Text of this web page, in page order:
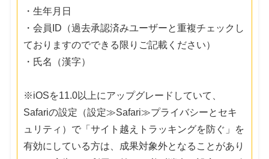
・生年月日
・会員ID（過去承認済みユーザーと重複チェックし
ておりますのでできる限りご記載ください）
・氏名（漢字）
※iOSを11.0以上にアップグレードしていて、
Safariの設定（設定≫Safari≫プライバシーとセキ
ュリティ）で「サイト越えトラッキングを防ぐ」を
有効にしている方は、成果対象外となることがあり